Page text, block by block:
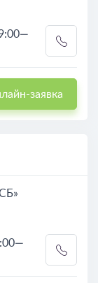
заявка